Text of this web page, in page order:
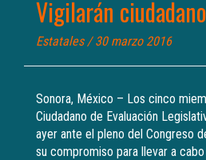
Vigilarán
Estatales/ 30 marzo 2016
Sonora, México – Los cinco
Ciudadano de Evaluación
ayer ante el pleno del Congreso
su compromiso para llevar a